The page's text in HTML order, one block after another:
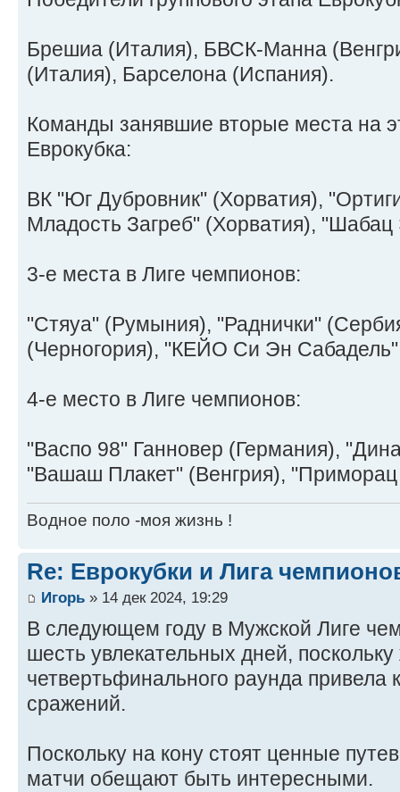
Брешиа (Италия), БВСК-Mанна
(Италия), Барселона (Испания).
Команды занявшие вторые места на
Еврокубка:
ВК "Юг Дубровник" (Хорватия),
Младость Загреб" (Хорватия),
3-е места в Лиге чемпионов:
"Стяуа" (Румыния), "Раднички"
(Черногория), "КЕЙО Си Эн
4-е место в Лиге чемпионов:
"Васпо 98" Ганновер (Германия),
"Вашаш Плакет" (Венгрия), "Приморац
Водное поло -моя жизнь !
Re: Еврокубки и Лига
Игорь » 14 дек 2024, 19:29
В следующем году в Мужской Лиге
шесть увлекательных дней,
четвертьфинального раунда
сражений.
Поскольку на кону стоят ценные
матчи обещают быть интересными.